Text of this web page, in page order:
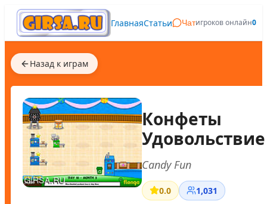
ГлавнаяСтатьи Чатигроков онлайн0
Назад к играм
Конфеты
Удовольствие
Candy Fun
0.0 1,031